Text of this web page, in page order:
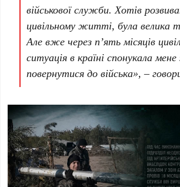
військової служби. Хотів
цивільному житті, була велика
Але вже через п’ять місяців
ситуація в країні спонукала мене
повернутися до війська», –